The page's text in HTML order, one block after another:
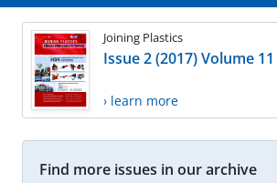
Joining Plastics
Issue 2 (2017) Volume 11
› learn more
Find more issues in our archive